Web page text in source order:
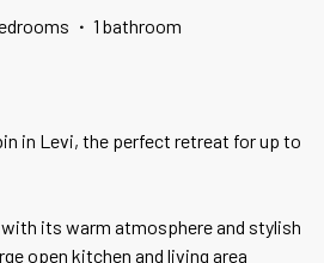
· 1 bathroom
in Levi, the perfect retreat for up to
its warm atmosphere and stylish
open kitchen and living area